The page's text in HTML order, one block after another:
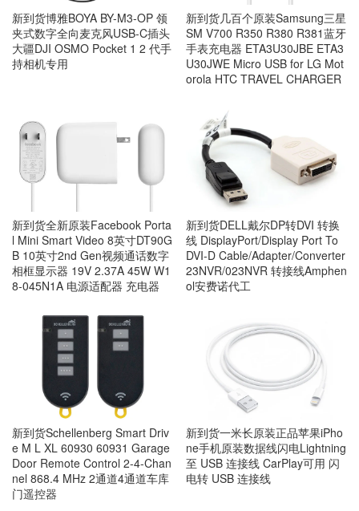
新到货博雅BOYA BY-M3-OP 领
夹式数字全向麦克风USB-C插头
大疆DJI OSMO Pocket 1 2 代手
持相机专用
新到货几百个原装Samsung三星
SM V700 R350 R380 R381蓝牙
手表充电器 ETA3U30JBE ETA3
U30JWE Micro USB for LG Mot
orola HTC TRAVEL CHARGER
新到货全新原装Facebook Porta
l Mini Smart Video 8英寸DT90G
B 10英寸2nd Gen视频通话数字
相框显示器 19V 2.37A 45W W1
8-045N1A 电源适配器 充电器
新到货DELL戴尔DP转DVI 转换
线 DisplayPort/Display Port To
DVI-D Cable/Adapter/Converter
23NVR/023NVR 转接线Amphen
ol安费诺代工
新到货Schellenberg Smart Driv
e M L XL 60930 60931 Garage
Door Remote Control 2-4-Chan
nel 868.4 MHz 2通道4通道车库
门遥控器
ne手机原装数据线闪电Lightning
至 USB 连接线 CarPlay可用 闪
电转 USB 连接线